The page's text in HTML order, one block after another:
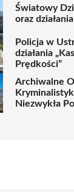
Światowy
oraz
Policja w
działania
Prędkości”
Archiwalne
Niezwykła